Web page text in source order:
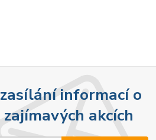
informací o
akcích